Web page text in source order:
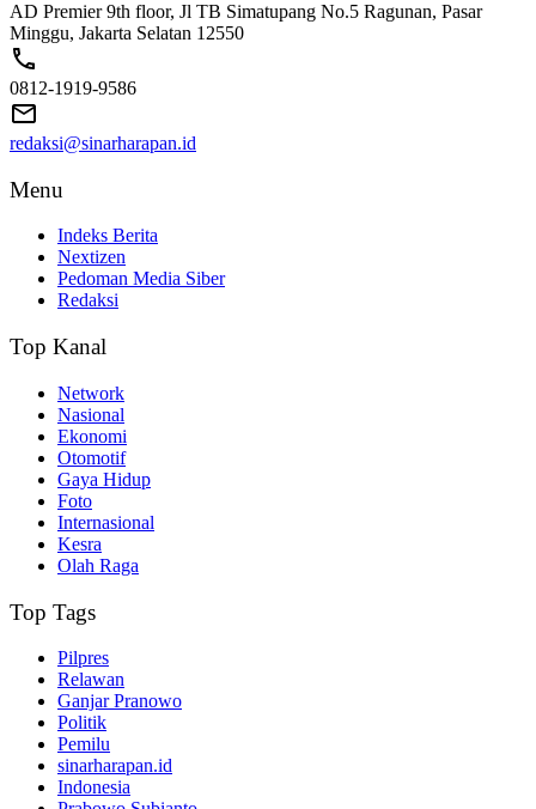
AD Premier 9th floor, Jl TB Simatupang No.5 Ragunan, Pasar
Minggu, Jakarta Selatan 12550
0812-1919-9586
redaksi@sinarharapan.id
Menu
Indeks Berita
Nextizen
Pedoman Media Siber
Redaksi
Top Kanal
Network
Nasional
Ekonomi
Otomotif
Gaya Hidup
Foto
Internasional
Kesra
Olah Raga
Top Tags
Pilpres
Relawan
Ganjar Pranowo
Politik
Pemilu
sinarharapan.id
Indonesia